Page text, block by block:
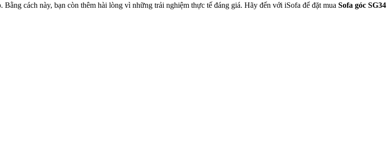
cách này, bạn còn thêm hài lòng vì những trải nghiệm thực tế đáng giá. Hãy đến với iSofa để đặt mua Sofa góc SG34